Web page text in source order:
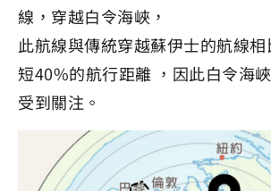
線，穿越白令海峽，
此航線與傳統穿越蘇伊士的航線
短40%的航行距離 ，因此白令海
受到關注。